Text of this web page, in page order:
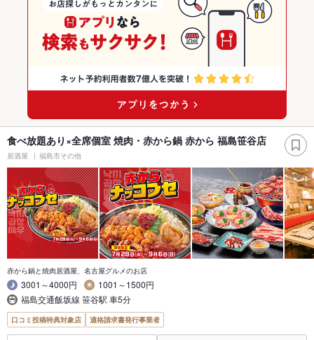
食べ放題あり×全席個室 焼肉・赤から鍋 赤から 福島笹谷店
居酒屋 福島市その他
赤から鍋と焼肉居酒屋、名古屋グルメのお店
3001～4000円
1001～1500円
福島交通飯坂線 笹谷駅 車5分
口コミ投稿特典対象店 適格請求書発行事業者